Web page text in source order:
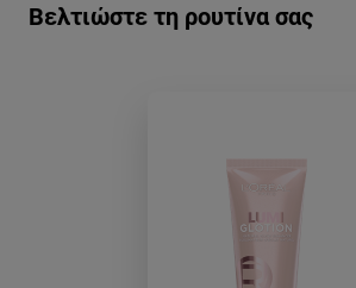
Βελτιώστε τη ρουτίνα σας